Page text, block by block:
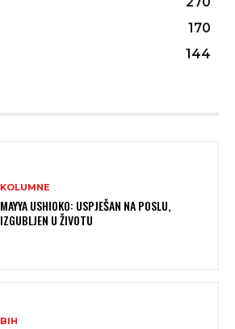
170
144
KOLUMNE
MAYYA USHIOKO: USPJEŠAN NA POSLU,
IZGUBLJEN U ŽIVOTU
BIH